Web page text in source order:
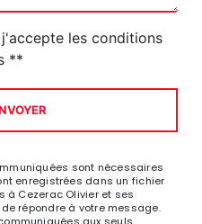
les conditions
**
sont nécessaires
enregistrées dans un fichier
à Cezerac Olivier et ses
répondre à votre message.
aux seuls